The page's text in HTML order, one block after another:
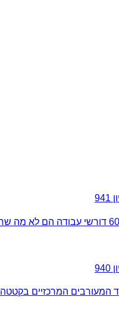
המעורבים המרכזיים בקטטה